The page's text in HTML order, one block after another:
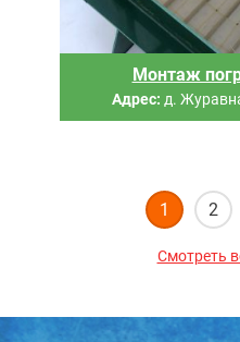
Монтаж
Адрес: д.
1 2
Смотреть